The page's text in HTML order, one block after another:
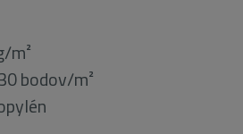
m²
bodov/m²